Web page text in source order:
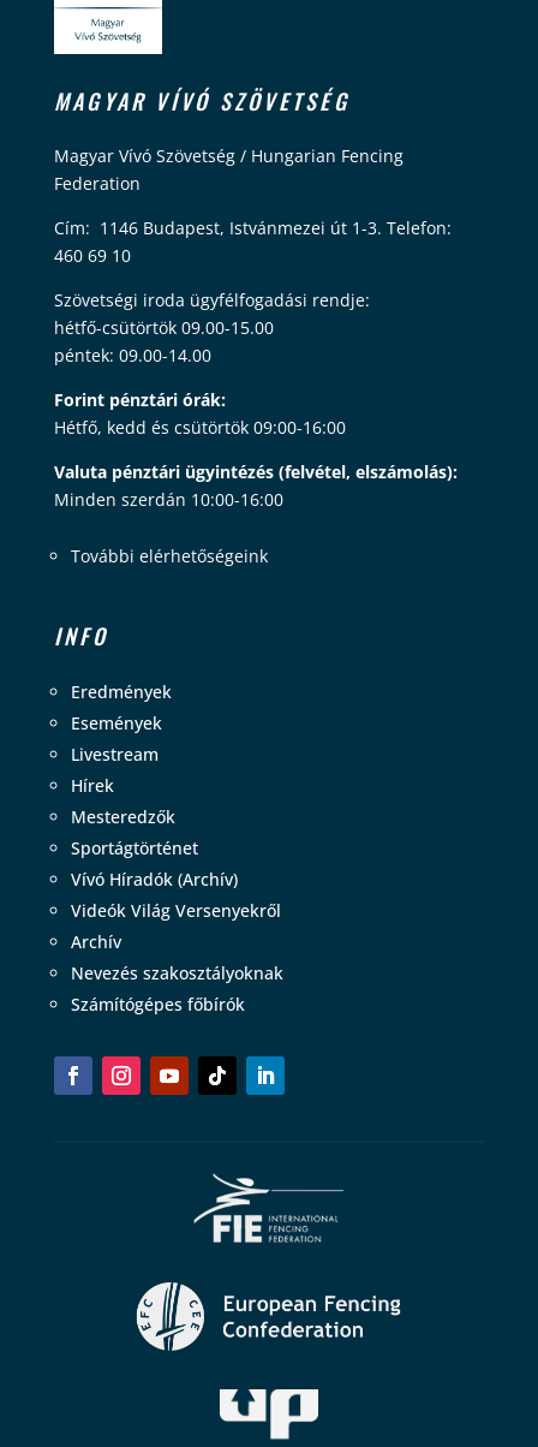
MAGYAR VÍVÓ SZÖVETSÉG
Magyar Vívó Szövetség / Hungarian Fencing
Federation
Cím: 1146 Budapest, Istvánmezei út 1-3. Telefon:
460 69 10
Szövetségi iroda ügyfélfogadási rendje:
hétfő-csütörtök 09.00-15.00
péntek: 09.00-14.00
Forint pénztári órák:
Hétfő, kedd és csütörtök 09:00-16:00
Valuta pénztári ügyintézés (felvétel, elszámolás):
Minden szerdán 10:00-16:00
További elérhetőségeink
INFO
Eredmények
Események
Livestream
Hírek
Mesteredzők
Sportágtörténet
Vívó Híradók (Archív)
Videók Világ Versenyekről
Archív
Nevezés szakosztályoknak
Számítógépes főbírók